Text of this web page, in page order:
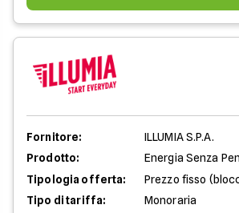
Fornitore:
ILLUMIA S.P.A.
Prodotto:
Energia Senza
Tipologia offerta:
Prezzo fisso
Tipo di tariffa:
Monoraria